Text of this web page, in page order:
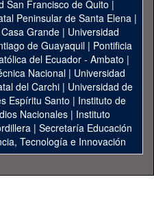
San Francisco de Quito |
Peninsular de Santa Elena|
Grande | Universidad
de Guayaquil| Pontificia
del Ecuador - Ambato |
Nacional| Universidad
del Carchi| Universidad de
Espíritu Santo | Instituto de
Nacionales | Instituto
| Secretaría Educación
Tecnología e Innovación